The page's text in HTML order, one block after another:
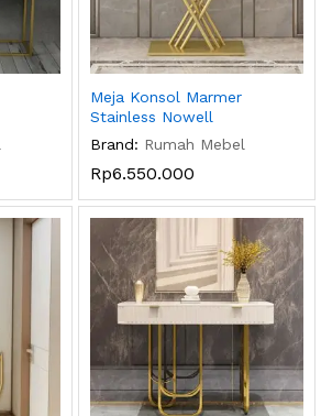
Meja Konsol Marmer
Stainless Nowell
Brand: Rumah Mebel
Rp6.550.000